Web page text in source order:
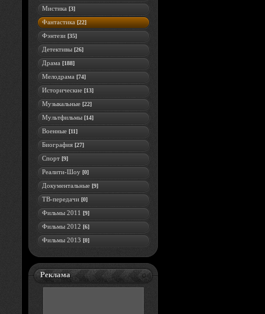
Мистика [3]
Фантастика [22]
Фэнтези [35]
Детективы [26]
Драма [188]
Мелодрама [74]
Исторические [13]
Музыкальные [22]
Мультфильмы [14]
Военные [11]
Биография [27]
Спорт [9]
Реалити-Шоу [0]
Документальные [9]
ТВ-передачи [0]
Фильмы 2011 [9]
Фильмы 2012 [6]
Фильмы 2013 [0]
Реклама